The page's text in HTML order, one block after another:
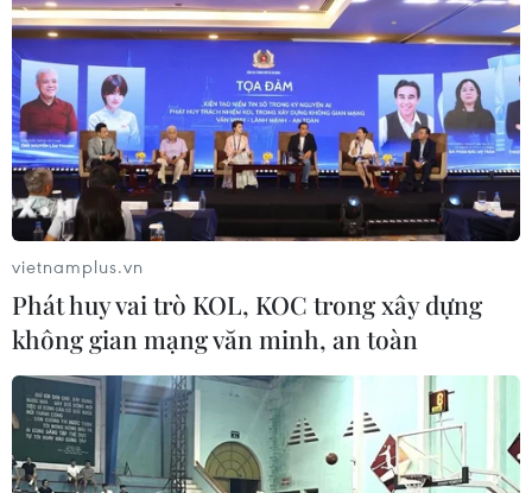
Phát triển Đại học Quốc gia Hà Nội
thành đại học tinh hoa, thuộc nhóm
hàng đầu châu Á
10/08/2026 11:21
Kế hoạch khắc phục khuyến nghị
của EC về chống khai thác IUU
10/08/2026 11:11
Chuyên gia đề xuất mô hình ba lớp
phát triển ngành bán dẫn Việt Nam
10/08/2026 10:56
vietnamplus.vn
Phát huy vai trò KOL, KOC trong xây dựng
không gian mạng văn minh, an toàn